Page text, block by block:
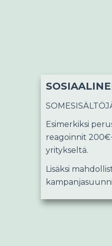
Esimerkiksi
reagoinnit
yritykseltä.
Lisäksi